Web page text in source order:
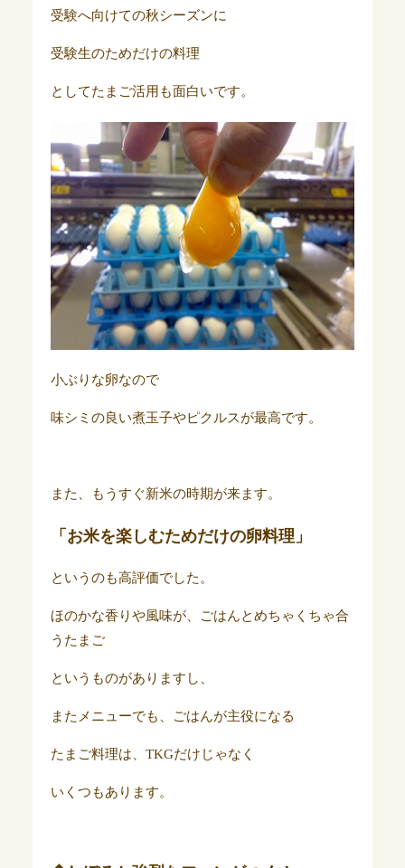
受験へ向けての秋シーズンに
受験生のためだけの料理
としてたまご活用も面白いです。
小ぶりな卵なので
味シミの良い煮玉子やピクルスが最高です。
また、もうすぐ新米の時期が来ます。
「お米を楽しむためだけの卵料理」
というのも高評価でした。
ほのかな香りや風味が、ごはんとめちゃくちゃ合
うたまご
というものがありますし、
またメニューでも、ごはんが主役になる
たまご料理は、TKGだけじゃなく
いくつもあります。